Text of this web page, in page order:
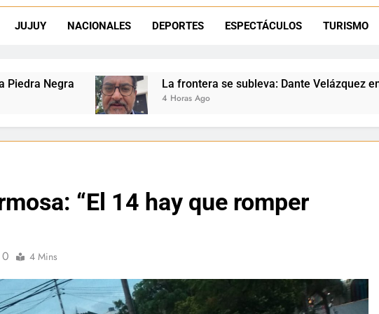
JUJUY NACIONALES DEPORTES ESPECTÁCULOS TURISMO
La frontera se subleva: Dante Velázquez enfrenta el remate de la
“El 14 hay que romper
0 4 Mins